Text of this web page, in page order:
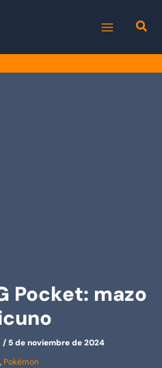
MENU
Pocket: mazo
/ 5 de noviembre de 2024
, Pokémon